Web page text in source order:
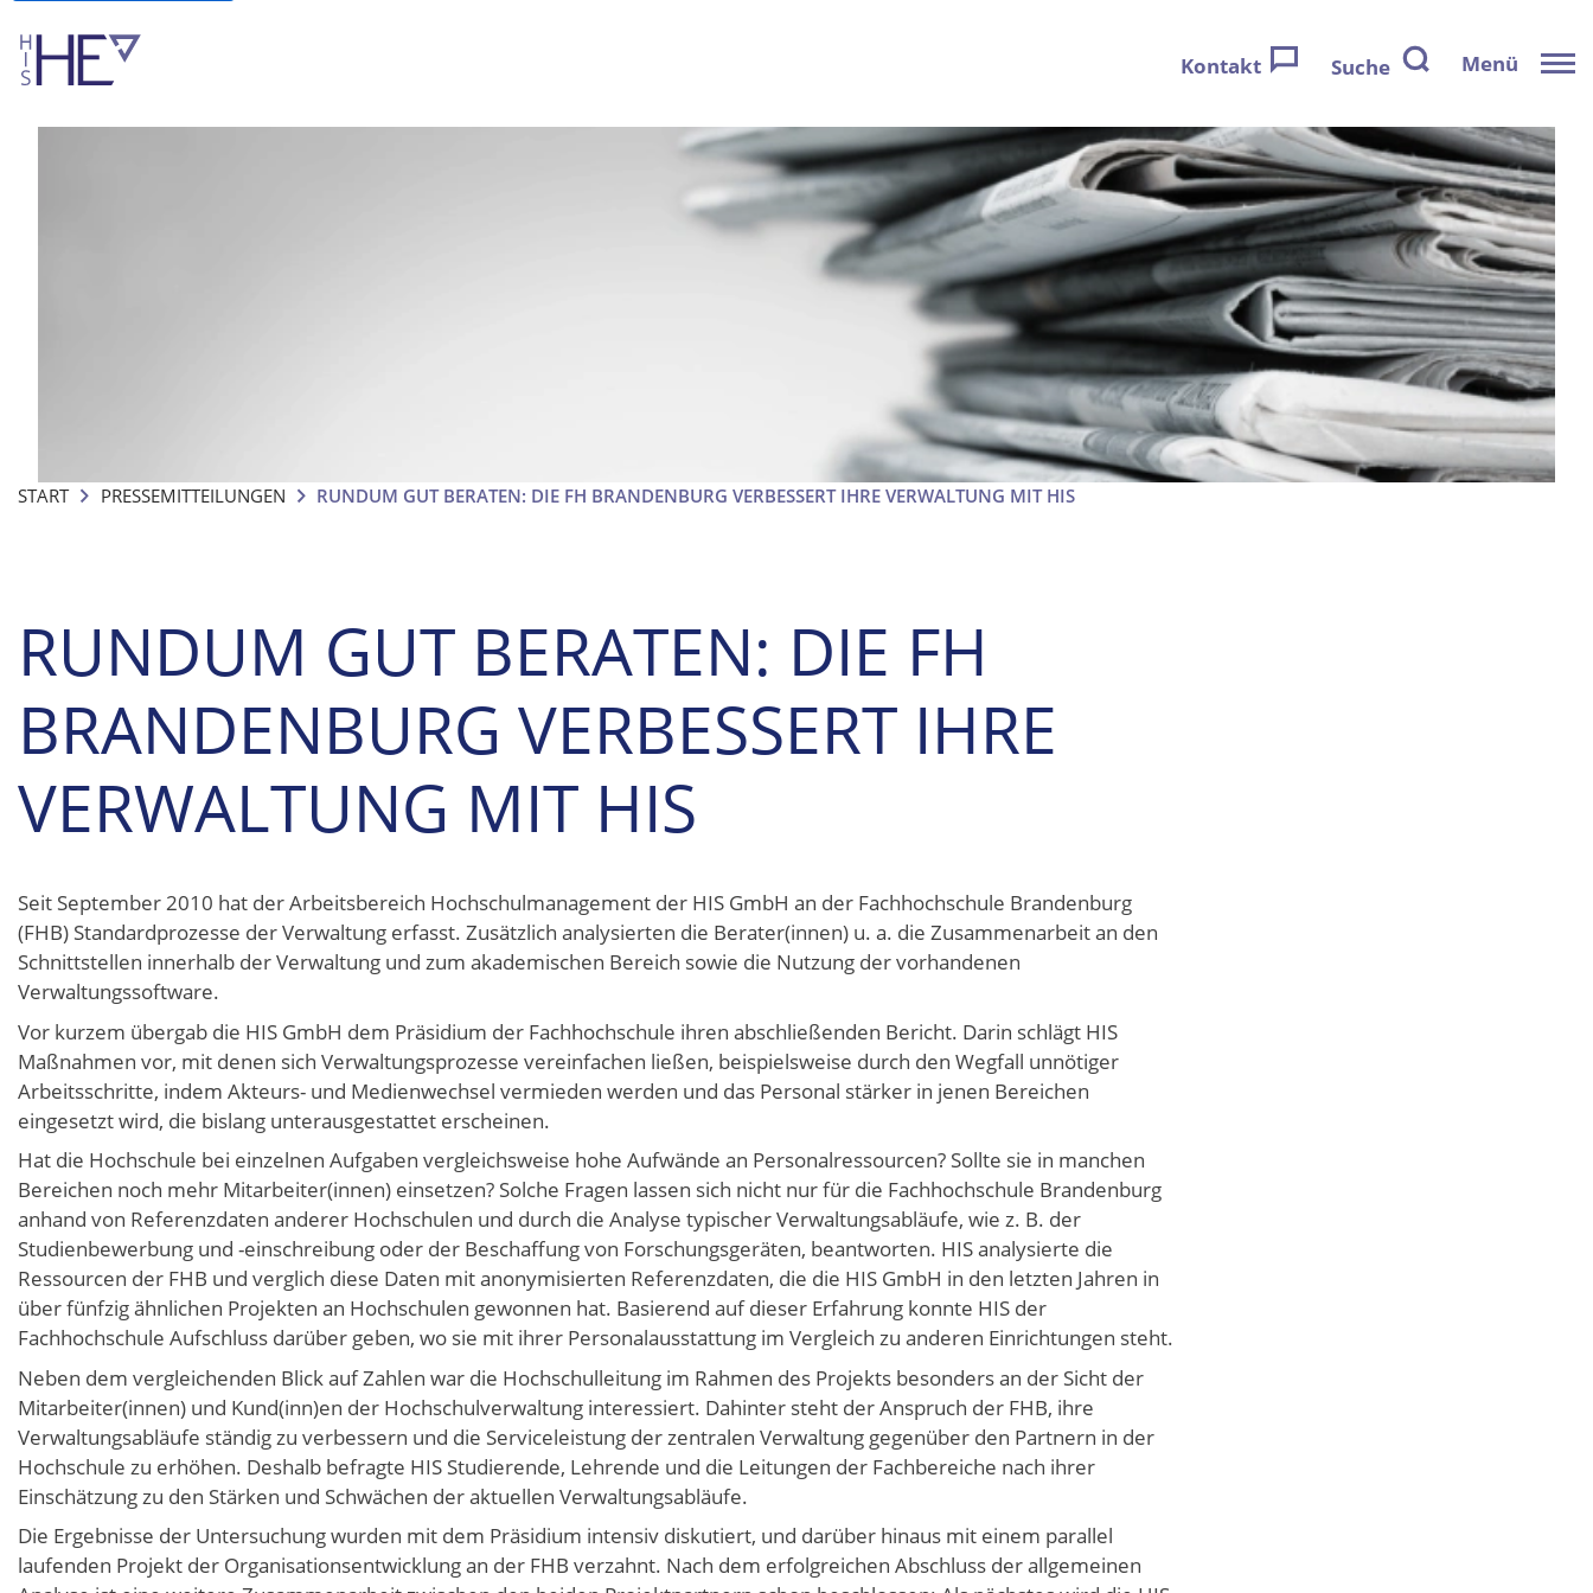
Kontakt Suche Menü
START PRESSEMITTEILUNGEN RUNDUM GUT BERATEN: DIE FH BRANDENBURG VERBESSERT IHRE VERWALTUNG MIT HIS
RUNDUM GUT BERATEN: DIE FH
BRANDENBURG VERBESSERT IHRE
VERWALTUNG MIT HIS
Seit September 2010 hat der Arbeitsbereich Hochschulmanagement der HIS GmbH an der Fachhochschule Brandenburg
(FHB) Standardprozesse der Verwaltung erfasst. Zusätzlich analysierten die Berater(innen) u. a. die Zusammenarbeit an den
Schnittstellen innerhalb der Verwaltung und zum akademischen Bereich sowie die Nutzung der vorhandenen
Verwaltungssoftware.
Vor kurzem übergab die HIS GmbH dem Präsidium der Fachhochschule ihren abschließenden Bericht. Darin schlägt HIS
Maßnahmen vor, mit denen sich Verwaltungsprozesse vereinfachen ließen, beispielsweise durch den Wegfall unnötiger
Arbeitsschritte, indem Akteurs- und Medienwechsel vermieden werden und das Personal stärker in jenen Bereichen
eingesetzt wird, die bislang unterausgestattet erscheinen.
Hat die Hochschule bei einzelnen Aufgaben vergleichsweise hohe Aufwände an Personalressourcen? Sollte sie in manchen
Bereichen noch mehr Mitarbeiter(innen) einsetzen? Solche Fragen lassen sich nicht nur für die Fachhochschule Brandenburg
anhand von Referenzdaten anderer Hochschulen und durch die Analyse typischer Verwaltungsabläufe, wie z. B. der
Studienbewerbung und -einschreibung oder der Beschaffung von Forschungsgeräten, beantworten. HIS analysierte die
Ressourcen der FHB und verglich diese Daten mit anonymisierten Referenzdaten, die die HIS GmbH in den letzten Jahren in
über fünfzig ähnlichen Projekten an Hochschulen gewonnen hat. Basierend auf dieser Erfahrung konnte HIS der
Fachhochschule Aufschluss darüber geben, wo sie mit ihrer Personalausstattung im Vergleich zu anderen Einrichtungen steht.
Neben dem vergleichenden Blick auf Zahlen war die Hochschulleitung im Rahmen des Projekts besonders an der Sicht der
Mitarbeiter(innen) und Kund(inn)en der Hochschulverwaltung interessiert. Dahinter steht der Anspruch der FHB, ihre
Verwaltungsabläufe ständig zu verbessern und die Serviceleistung der zentralen Verwaltung gegenüber den Partnern in der
Hochschule zu erhöhen. Deshalb befragte HIS Studierende, Lehrende und die Leitungen der Fachbereiche nach ihrer
Einschätzung zu den Stärken und Schwächen der aktuellen Verwaltungsabläufe.
Die Ergebnisse der Untersuchung wurden mit dem Präsidium intensiv diskutiert, und darüber hinaus mit einem parallel
laufenden Projekt der Organisationsentwicklung an der FHB verzahnt. Nach dem erfolgreichen Abschluss der allgemeinen